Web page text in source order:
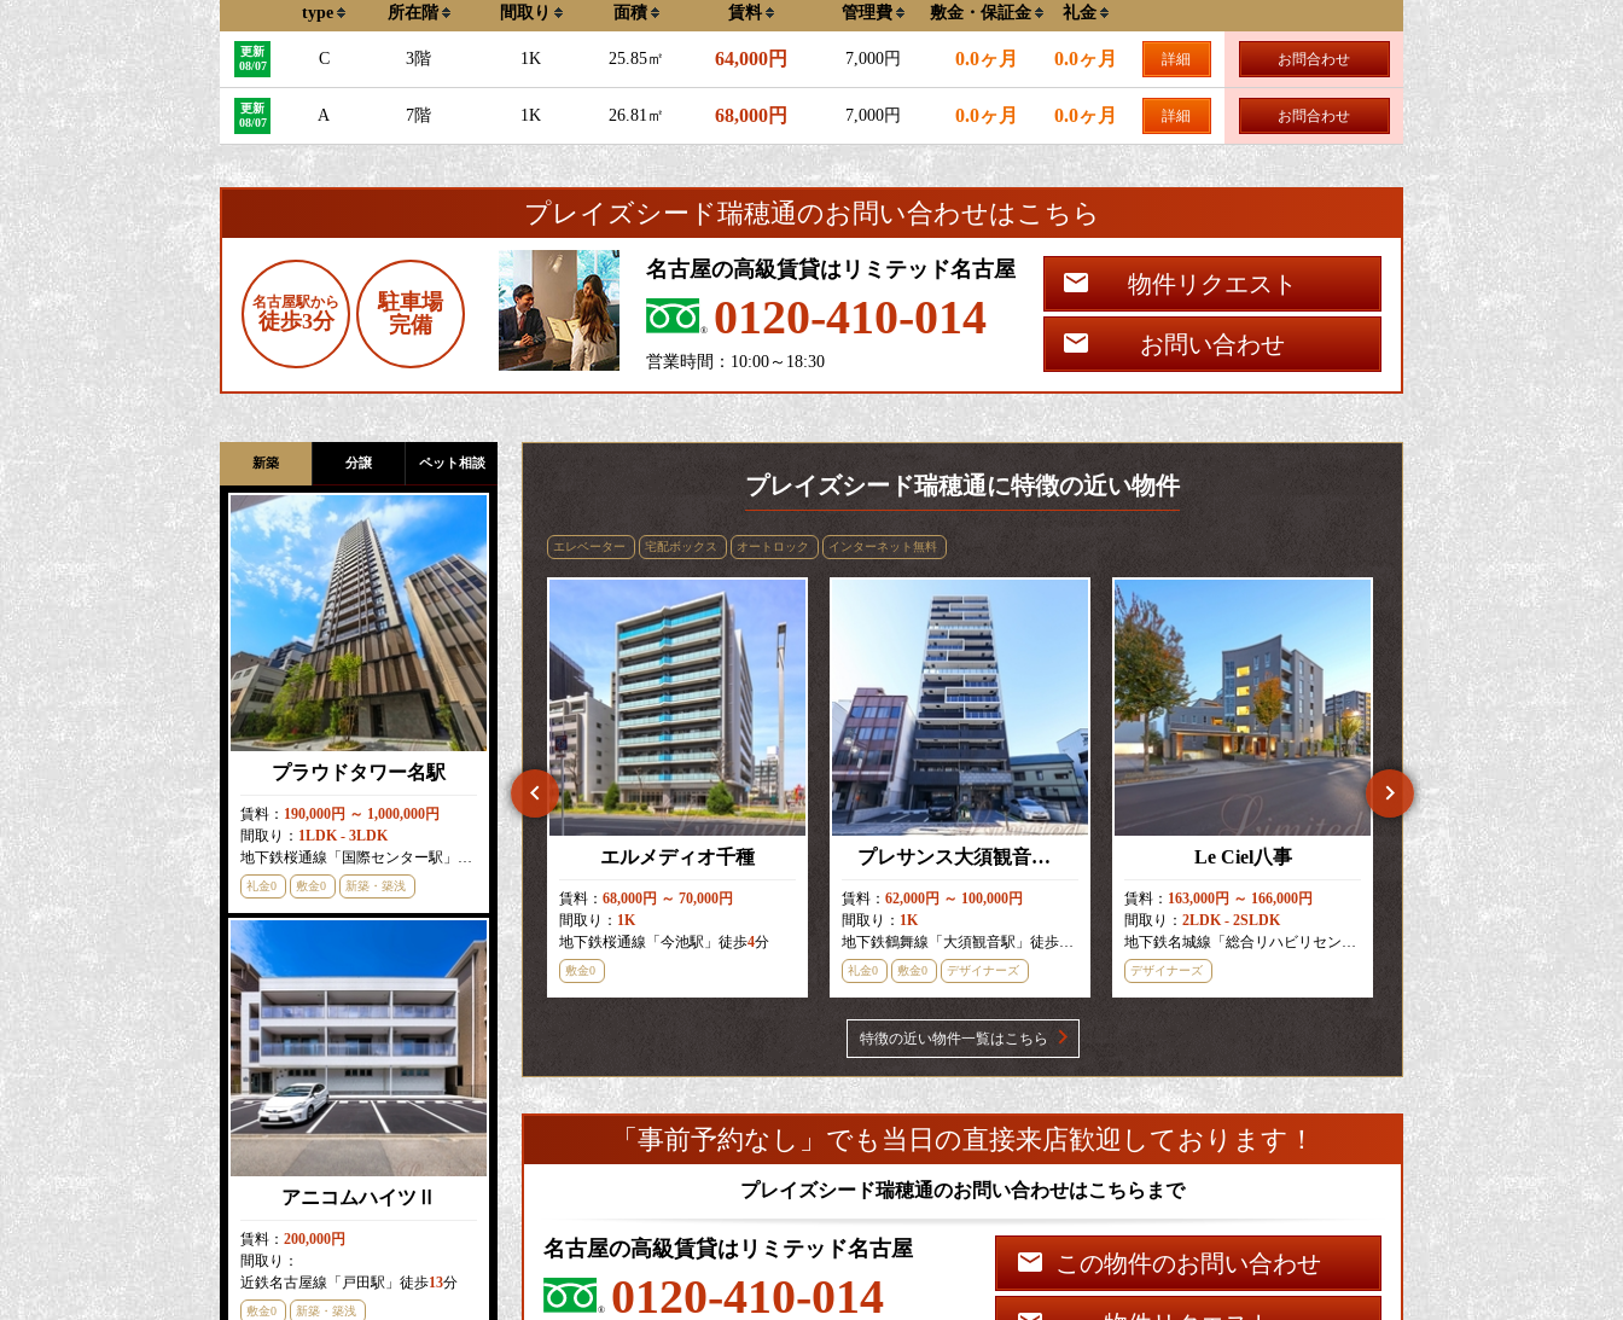
type 所在階 間取り 面積 賃料 管理費 敷金・保証金 礼金
更新
08/07
C 3階 1K 25.85㎡ 64,000円 7,000円 0.0ヶ月 0.0ヶ月 詳細 お問合わせ
更新
08/07
A 7階 1K 26.81㎡ 68,000円 7,000円 0.0ヶ月 0.0ヶ月 詳細 お問合わせ
プレイズシード瑞穂通のお問い合わせはこちら
名古屋駅から
徒歩3分
駐車場
完備
名古屋の高級賃貸はリミテッド名古屋
0120-410-014
営業時間：10:00～18:30
物件リクエスト
お問い合わせ
新築 分譲 ペット相談
プラウドタワー名駅
賃料： 190,000円 ～ 1,000,000円
間取り： 1LDK - 3LDK
地下鉄桜通線「国際センター駅」徒歩
礼金0 敷金0 新築・築浅
アニコムハイツⅡ
賃料： 200,000円
間取り：
近鉄名古屋線「戸田駅」徒歩13分
敷金0 新築・築浅
プレイズシード瑞穂通に特徴の近い物件
エレベーター 宅配ボックス オートロック インターネット無料
プレサンス名古屋駅前ヴェルロード
料： 58,710円 ～ 61,710円
取り： 1R - 1K
下鉄桜通線「国際センター駅」徒歩
1分
礼金0 分譲賃貸
プレサンス久屋大通公園サウス
賃料：58,000円 ～ 61,000円
間取り：1K
地下鉄名城線「上前津駅」徒歩5
エルメディオ千種
賃料： 68,000円 ～ 70,000円
間取り： 1K
地下鉄桜通線「今池駅」徒歩4分
敷金0
プレサンス大須観音駅前
賃料： 62,000円 ～ 100,000円
間取り： 1K
地下鉄鶴舞線「大須観音駅」徒歩
礼金0 敷金0 デザイナーズ
Le Ciel八事
賃料： 163,000円 ～ 166,000円
間取り： 2LDK - 2SLDK
地下鉄名城線「総合リハビリセンター駅」徒歩
デザイナーズ
プレサンス桜通ザ・タイムズ
賃料： 60,610円 ～ 71,850円
間取り：
1R - 1K
地下鉄桜通線「高岳駅」徒歩
礼金0 分譲賃貸
特徴の近い物件一覧はこちら
「事前予約なし」でも当日の直接来店歓迎しております！
プレイズシード瑞穂通のお問い合わせはこちらまで
名古屋の高級賃貸はリミテッド名古屋
0120-410-014
この物件のお問い合わせ